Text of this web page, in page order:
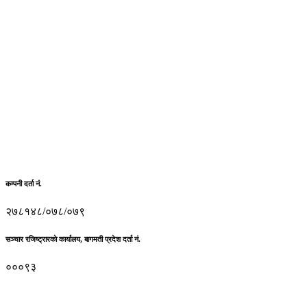
कम्पनी दर्ता नं.
२७८१४८/०७८/०७९
सञ्चार रजिष्ट्रारकाे कार्यालय, बागमती प्रदेश दर्ता नं.
०००९३